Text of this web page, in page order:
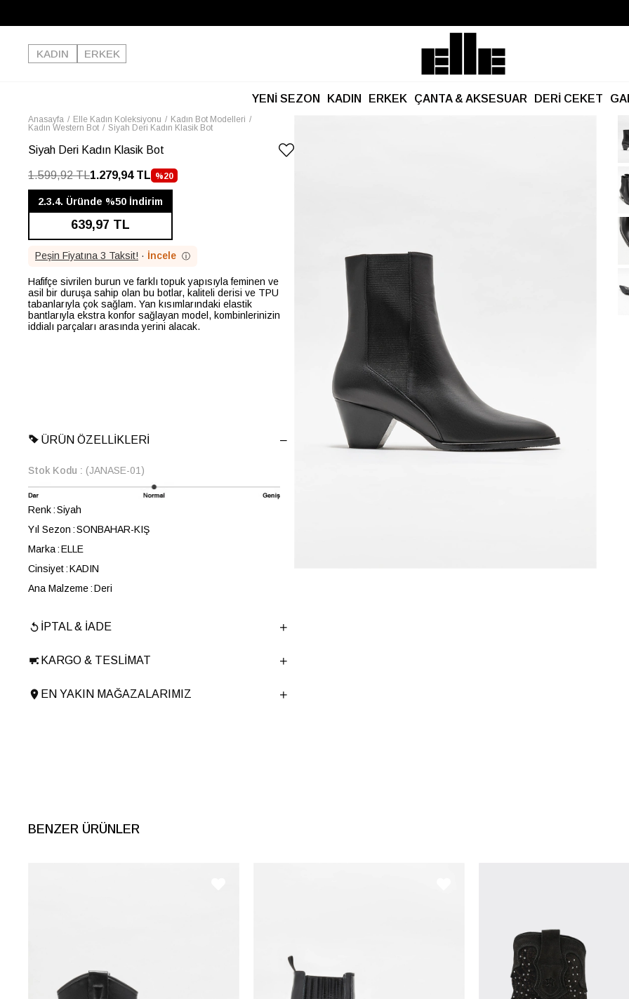
Kargo Ücretsiz!
KADIN
ERKEK
YENİ SEZON KADIN ERKEK ÇANTA & AKSESUAR DERİ CEKET
Anasayfa Elle Kadın Koleksiyonu
Kadın Bot Modelleri
Kadın Western Bot
Siyah Deri Kadın Klasik Bot
Siyah Deri Kadın Klasik Bot
1.599,92 TL1.279,94 TL %20
İNDIRIM
2.3.4. Üründe %50 İndirim
639,97 TL
Peşin Fiyatına 3 Taksit! · İncele ⓘ
Hafifçe sivrilen burun ve farklı topuk yapısıyla feminen ve
asil bir duruşa sahip olan bu botlar, kaliteli derisi ve TPU
tabanlarıyla çok sağlam. Yan kısımlarındaki elastik
bantlarıyla ekstra konfor sağlayan model, kombinlerinizin
iddialı parçaları arasında yerini alacak.
ÜRÜN ÖZELLIKLERI
Stok Kodu (JANASE-01)
Renk Siyah
Yıl Sezon SONBAHAR-KIŞ
Marka ELLE
Cinsiyet KADIN
Ana Malzeme Deri
Topuk Boyu
6 cm
Ürün Cinsi
Klasik Orta Topuk
Menşei
İPTAL & İADE
KARGO & TESLIMAT
EN YAKIN MAĞAZALARIMIZ
BENZER ÜRÜNLER